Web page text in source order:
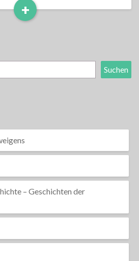
+
Read
Suchen
– Geschichten der